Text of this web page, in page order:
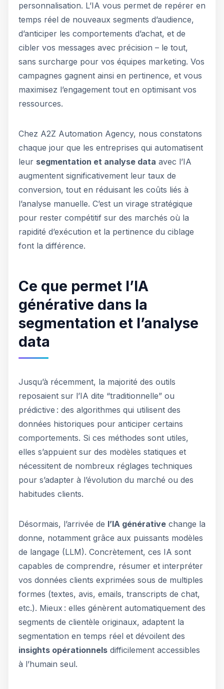
personnalisation. L’IA vous permet de repérer en
temps réel de nouveaux segments d’audience,
d’anticiper les comportements d’achat, et de
cibler vos messages avec précision – le tout,
sans surcharge pour vos équipes marketing. Vos
campagnes gagnent ainsi en pertinence, et vous
maximisez l’engagement tout en optimisant vos
ressources.
Chez A2Z Automation Agency, nous constatons
chaque jour que les entreprises qui automatisent
leur segmentation et analyse data avec l’IA
augmentent significativement leur taux de
conversion, tout en réduisant les coûts liés à
l’analyse manuelle. C’est un virage stratégique
pour rester compétitif sur des marchés où la
rapidité d’exécution et la pertinence du ciblage
font la différence.
Ce que permet l’IA
générative dans la
segmentation et l’analyse
data
Jusqu’à récemment, la majorité des outils
reposaient sur l’IA dite “traditionnelle” ou
prédictive : des algorithmes qui utilisent des
données historiques pour anticiper certains
comportements. Si ces méthodes sont utiles,
elles s’appuient sur des modèles statiques et
nécessitent de nombreux réglages techniques
pour s’adapter à l’évolution du marché ou des
habitudes clients.
Désormais, l’arrivée de l’IA générative change la
donne, notamment grâce aux puissants modèles
de langage (LLM). Concrètement, ces IA sont
capables de comprendre, résumer et interpréter
vos données clients exprimées sous de multiples
formes (textes, avis, emails, transcripts de chat,
etc.). Mieux : elles génèrent automatiquement des
segments de clientèle originaux, adaptent la
segmentation en temps réel et dévoilent des
insights opérationnels difficilement accessibles
à l’humain seul.